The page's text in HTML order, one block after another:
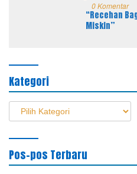
0 Komentar
“Recehan
Miskin”
Kategori
Kategori
Pos-pos Terbaru